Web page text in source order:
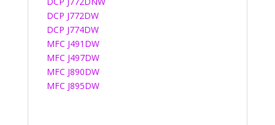
DCP J772DW
DCP J774DW
MFC J491DW
MFC J497DW
MFC J890DW
MFC J895DW